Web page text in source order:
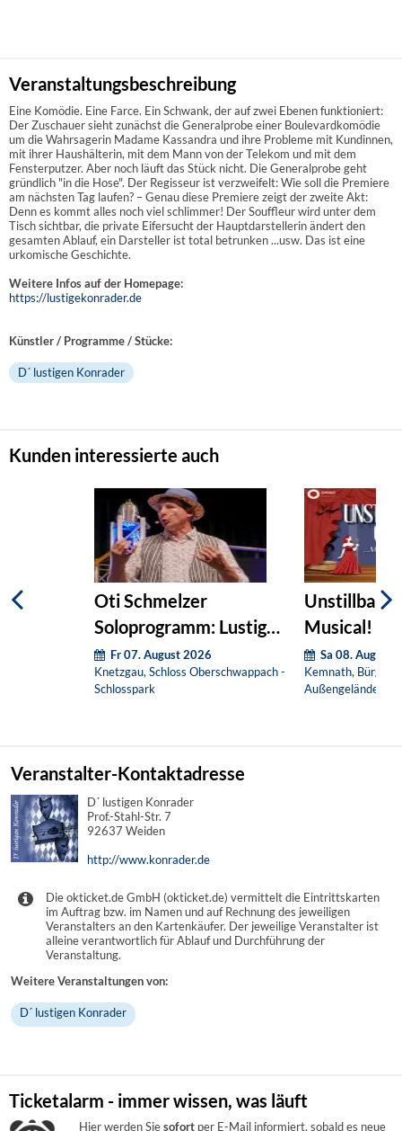
Veranstaltungsbeschreibung
Eine Komödie. Eine Farce. Ein Schwank, der auf zwei Ebenen funktioniert:
Der Zuschauer sieht zunächst die Generalprobe einer Boulevardkomödie
um die Wahrsagerin Madame Kassandra und ihre Probleme mit Kundinnen,
mit ihrer Haushälterin, mit dem Mann von der Telekom und mit dem
Fensterputzer. Aber noch läuft das Stück nicht. Die Generalprobe geht
gründlich "in die Hose". Der Regisseur ist verzweifelt: Wie soll die Premiere
am nächsten Tag laufen? – Genau diese Premiere zeigt der zweite Akt:
Denn es kommt alles noch viel schlimmer! Der Souffleur wird unter dem
Tisch sichtbar, die private Eifersucht der Hauptdarstellerin ändert den
gesamten Ablauf, ein Darsteller ist total betrunken ...usw. Das ist eine
urkomische Geschichte.
Weitere Infos auf der Homepage:
https://lustigekonrader.de
Künstler / Programme / Stücke:
D´ lustigen Konrader
Kunden interessierte auch
Oti Schmelzer
Soloprogramm: Lustig
und ventil
Fr 07. August 2026
Knetzgau, Schloss Oberschwappach -
Schlosspark
Unstillbare
Musical!
Sa 08. August
Kemnath,
Außengelände
Veranstalter-Kontaktadresse
D´ lustigen Konrader
Prof.-Stahl-Str. 7
92637 Weiden
http://www.konrader.de
Die okticket.de GmbH (okticket.de) vermittelt die Eintrittskarten
im Auftrag bzw. im Namen und auf Rechnung des jeweiligen
Veranstalters an den Kartenkäufer. Der jeweilige Veranstalter ist
alleine verantwortlich für Ablauf und Durchführung der
Veranstaltung.
Weitere Veranstaltungen von:
D´ lustigen Konrader
Ticketalarm - immer wissen, was läuft
Hier werden Siesofort per E-Mail informiert, sobald es neue